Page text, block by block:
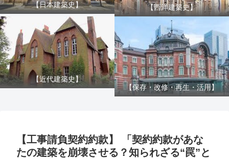
【日本建築史】 【西洋建築史】
【近代建築史】
【保存・改修・再生・活用】
【工事請負契約約款】 「契約約款があな
たの建築を崩壊させる？知られざる“罠”と